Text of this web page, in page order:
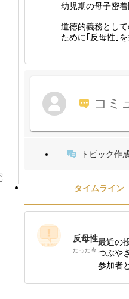
幼児期の母子密
道徳的義務とし
ために｢反母性｣
コミ
トピック作
タイムライン
反母性
たった今
最近の
つぶや
参加者